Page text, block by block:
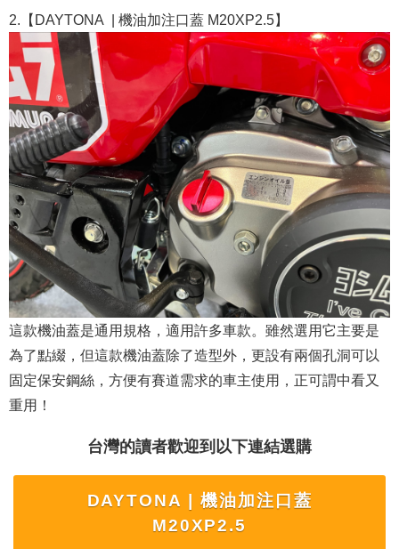
2.【DAYTONA | 機油加注口蓋 M20XP2.5】
這款機油蓋是通用規格，適用許多車款。雖然選用它主要是
為了點綴，但這款機油蓋除了造型外，更設有兩個孔洞可以
固定保安鋼絲，方便有賽道需求的車主使用，正可謂中看又
重用！
台灣的讀者歡迎到以下連結選購
DAYTONA | 機油加注口蓋
M20XP2.5